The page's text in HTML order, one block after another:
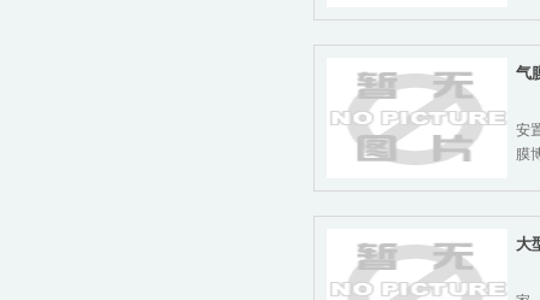
气
安
膜
大